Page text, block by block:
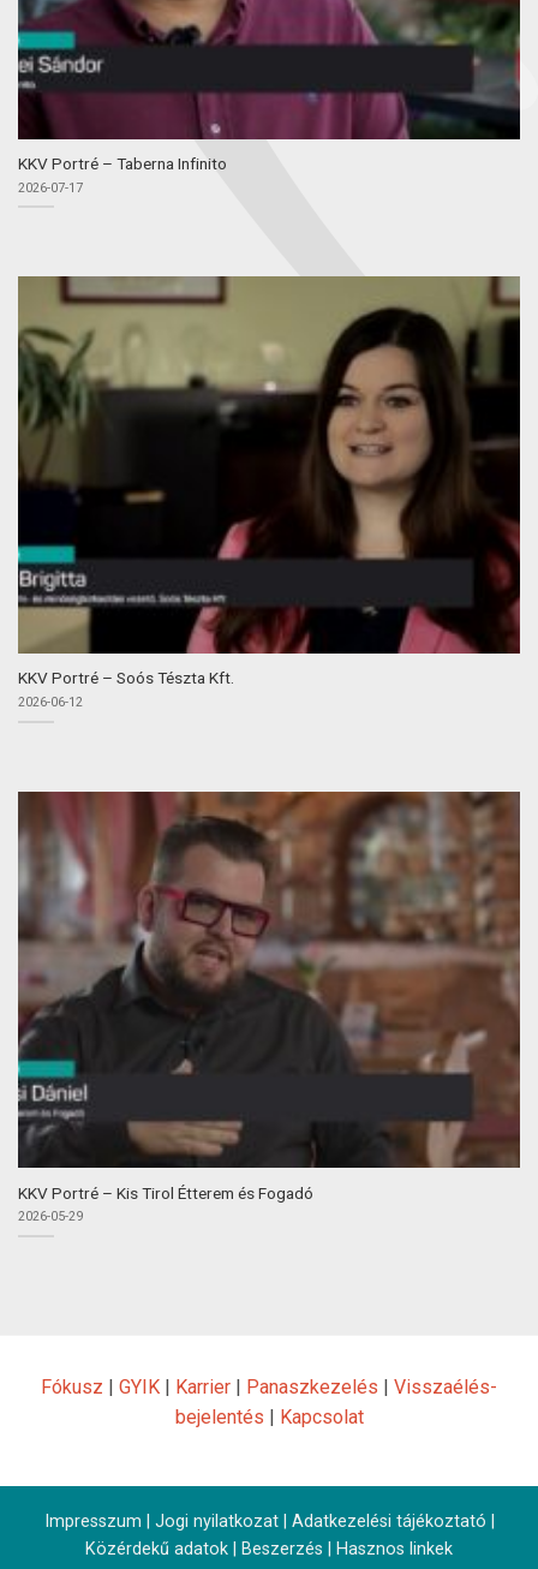
KKV Portré – Taberna Infinito
2026-07-17
KKV Portré – Soós Tészta Kft.
2026-06-12
KKV Portré – Kis Tirol Étterem és Fogadó
2026-05-29
Fókusz GYIK Karrier Panaszkezelés
Visszaélés-
bejelentés
Kapcsolat
Impresszum Jogi nyilatkozat| Adatkezelési tájékoztató
Közérdekű adatok
Beszerzés Hasznos linkek